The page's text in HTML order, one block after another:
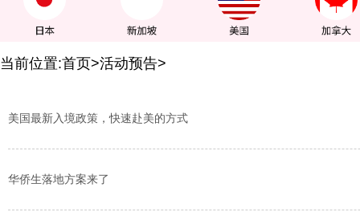
当前位置:首页>活动预告>
美国最新入境政策，快速赴美的方式
华侨生落地方案来了